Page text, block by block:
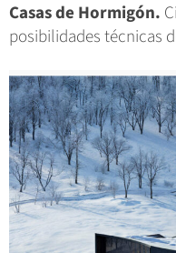
Casas de Hormigón.
posibilidades técnicas